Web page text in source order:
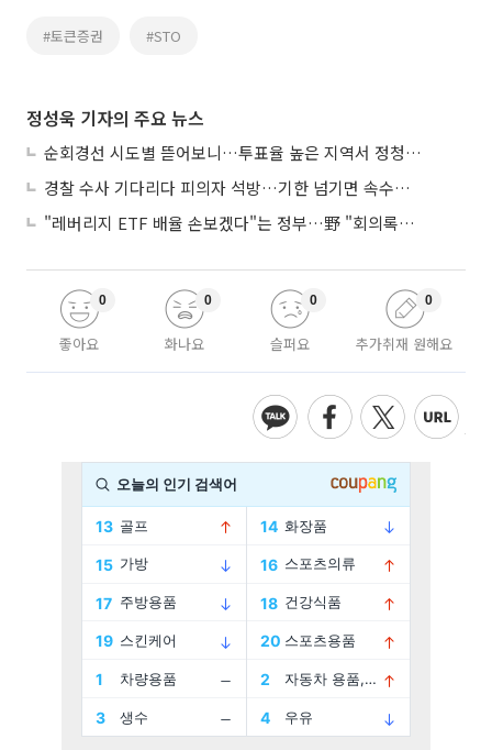
#토큰증권 #STO
정성욱 기자의 주요 뉴스
순회경선 시도별 뜯어보니…투표율 높은 지역서 정청래 강세
경찰 수사 기다리다 피의자 석방…기한 넘기면 속수무책
"레버리지 ETF 배율 손보겠다"는 정부…野 "회의록부터 내놔야"
좋아요
0
화나요
0
슬퍼요
0
추가취재 원해요
0